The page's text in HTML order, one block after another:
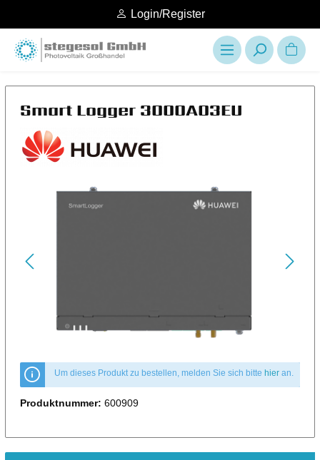
Login/Register
Smart Logger 3000A03EU
Um dieses Produkt zu bestellen, melden Sie sich bitte hieran.
Produktnummer: 600909